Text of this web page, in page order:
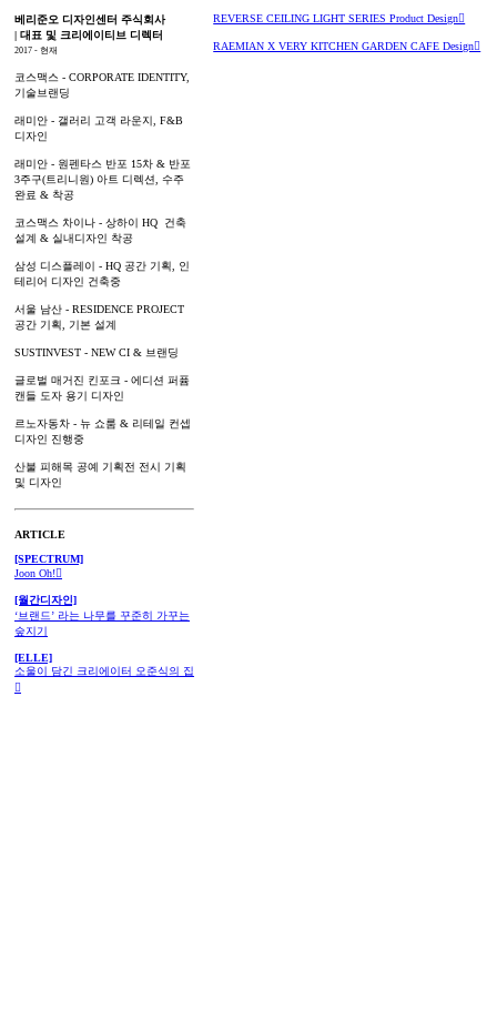
REVERSE CEILING LIGHT SERIES Product Design︎
RAEMIAN X VERY KITCHEN GARDEN CAFE Design︎
베리준오 디자인센터 주식회사
| 대표 및 크리에이티브 디렉터
2017 - 현재
코스맥스 - CORPORATE IDENTITY,
기술브랜딩
래미안 - 갤러리 고객 라운지, F&B
디자인
래미안 - 원펜타스 반포 15차 & 반포
3주구(트리니원) 아트 디렉션, 수주
완료 & 착공
코스맥스 차이나 - 상하이 HQ 건축
설계 & 실내디자인 착공
삼성 디스플레이 - HQ 공간 기획, 인
테리어 디자인 건축중
서울 남산 - RESIDENCE PROJECT
공간 기획, 기본 설계
SUSTINVEST - NEW CI & 브랜딩
글로벌 매거진 킨포크 - 에디션 퍼퓸
캔들 도자 용기 디자인
르노자동차 - 뉴 쇼룸 & 리테일 컨셉
디자인 진행중
산불 피해목 공예 기획전 전시 기획
및 디자인
ARTICLE
[SPECTRUM]
Joon Oh!︎
[월간디자인]
‘브랜드’ 라는 나무를 꾸준히 가꾸는
숲지기
[ELLE]
소울이 담긴 크리에이터 오준식의 집
︎